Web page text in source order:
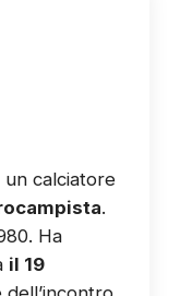
un calciatore
.
Ha
il 19